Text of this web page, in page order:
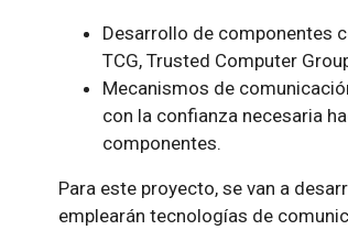
Desarrollo de componentes
TCG, Trusted Computer
Mecanismos de
con la confianza necesaria
componentes.
Para este proyecto, se van a
emplearán tecnologías de